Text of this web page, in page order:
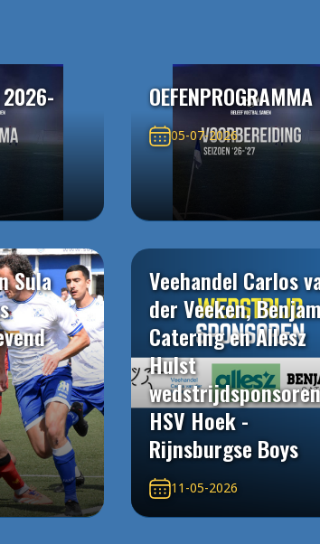
2026-
OEFENPROGRAMMA
05-07-2026
Sula
Veehandel Carlos
der Veeken,
Catering en Allesz
Hulst
wedstrijdsponsoren
HSV Hoek -
Rijnsburgse Boys
11-05-2026